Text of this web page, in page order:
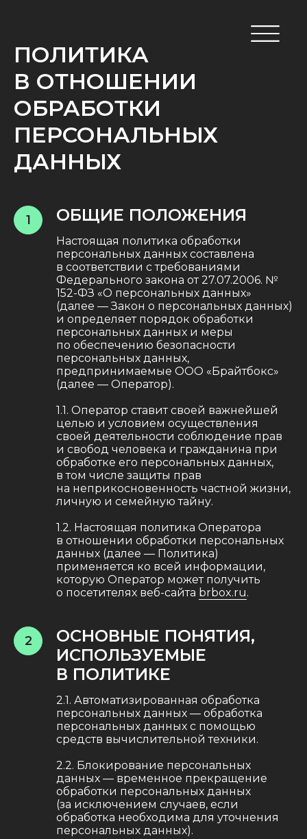
ПОЛИТИКА
В ОТНОШЕНИИ
ОБРАБОТКИ
ПЕРСОНАЛЬНЫХ
ДАННЫХ
1 ОБЩИЕ ПОЛОЖЕНИЯ
Настоящая политика обработки
персональных данных составлена
в соответствии с требованиями
Федерального закона от 27.07.2006. №
152-ФЗ «О персональных данных»
(далее — Закон о персональных данных)
и определяет порядок обработки
персональных данных и меры
по обеспечению безопасности
персональных данных,
предпринимаемые ООО «Брайтбокс»
(далее — Оператор).
1.1. Оператор ставит своей важнейшей
целью и условием осуществления
своей деятельности соблюдение прав
и свобод человека и гражданина при
обработке его персональных данных,
в том числе защиты прав
на неприкосновенность частной жизни,
личную и семейную тайну.
1.2. Настоящая политика Оператора
в отношении обработки персональных
данных (далее — Политика)
применяется ко всей информации,
которую Оператор может получить
о посетителях веб-сайта brbox.ru.
2
ОСНОВНЫЕ ПОНЯТИЯ,
ИСПОЛЬЗУЕМЫЕ
В ПОЛИТИКЕ
2.1. Автоматизированная обработка
персональных данных — обработка
персональных данных с помощью
средств вычислительной техники.
2.2. Блокирование персональных
данных — временное прекращение
обработки персональных данных
(за исключением случаев, если
обработка необходима для уточнения
персональных данных).